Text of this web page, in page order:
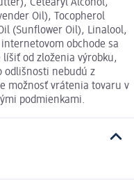
Cetearyl Alcohol,
Oil), Tocopherol
(Sunflower Oil), Linalool,
obchode sa
od zloženia výrobku,
odlišnosti nebudú z
možnosť vrátenia tovaru v
podmienkami.